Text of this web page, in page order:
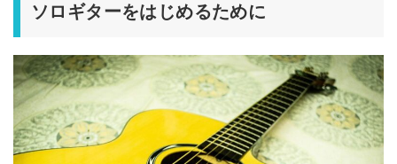
ソロギターをはじめるために